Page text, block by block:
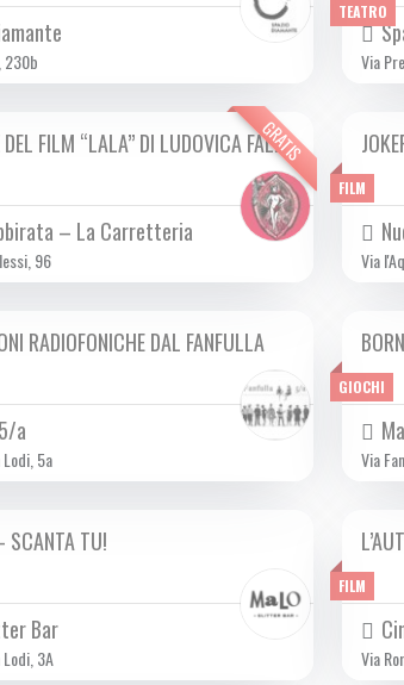
230b
TEATRO
Via
GRATIS
2024
DEL FILM “LALA” DI LUDOVICA FALES
– La Carretteria
96
FILM
Via
2024RADIOFONICHE DAL FANFULLA
a
5a
GIOCHI
Via
2024
SCANTA TU!
Bar
3A
FILM
Via